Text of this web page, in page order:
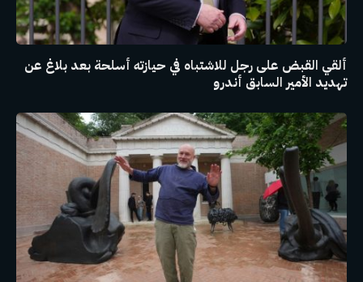
ألقي القبض على رجل للاشتباه في حيازته أسلحة بعد بلاغ عن
تهديد الأمير السابق أندرو